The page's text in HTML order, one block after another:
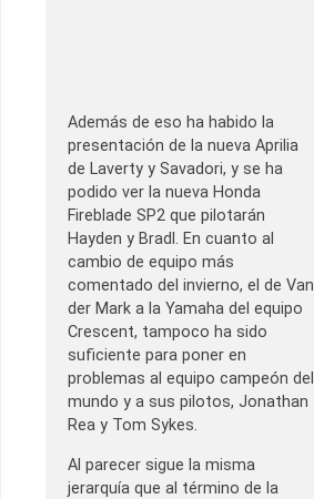
Además de eso ha habido la
presentación de la nueva Aprilia
de Laverty y Savadori, y se ha
podido ver la nueva Honda
Fireblade SP2 que pilotarán
Hayden y Bradl. En cuanto al
cambio de equipo más
comentado del invierno, el de Van
der Mark a la Yamaha del equipo
Crescent, tampoco ha sido
suficiente para poner en
problemas al equipo campeón del
mundo y a sus pilotos, Jonathan
Rea y Tom Sykes.
Al parecer sigue la misma
jerarquía que al término de la